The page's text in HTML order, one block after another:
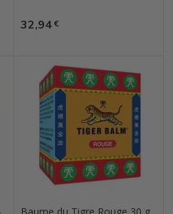
Prix
32,94€